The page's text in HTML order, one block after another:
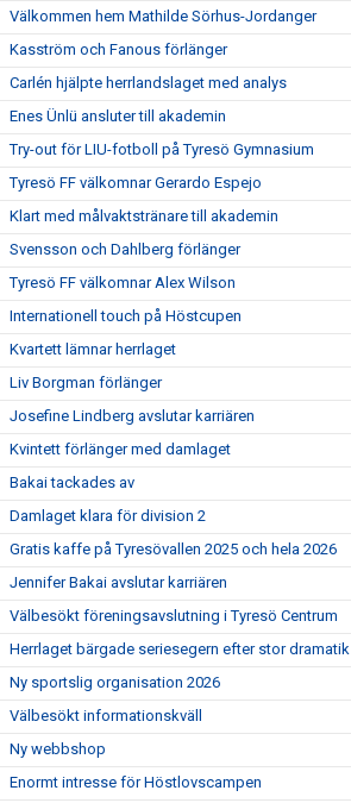
Välkommen hem Mathilde Sörhus-Jordanger
Kasström och Fanous förlänger
Carlén hjälpte herrlandslaget med analys
Enes Ünlü ansluter till akademin
Try-out för LIU-fotboll på Tyresö Gymnasium
Tyresö FF välkomnar Gerardo Espejo
Klart med målvaktstränare till akademin
Svensson och Dahlberg förlänger
Tyresö FF välkomnar Alex Wilson
Internationell touch på Höstcupen
Kvartett lämnar herrlaget
Liv Borgman förlänger
Josefine Lindberg avslutar karriären
Kvintett förlänger med damlaget
Bakai tackades av
Damlaget klara för division 2
Gratis kaffe på Tyresövallen 2025 och hela 2026
Jennifer Bakai avslutar karriären
Välbesökt föreningsavslutning i Tyresö Centrum
Herrlaget bärgade seriesegern efter stor dramatik
Ny sportslig organisation 2026
Välbesökt informationskväll
Ny webbshop
Enormt intresse för Höstlovscampen